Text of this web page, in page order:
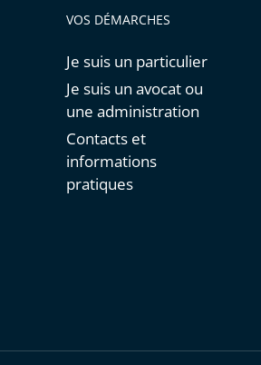
VOS DÉMARCHES
Je suis un particulier
Je suis un avocat ou
une administration
Contacts et
informations
pratiques